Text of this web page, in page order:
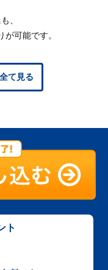
、
可能です。
て見る
ト